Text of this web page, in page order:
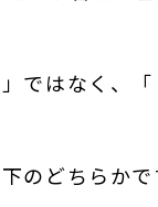
ではなく、
のどちらかで